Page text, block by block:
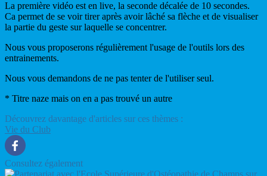
La première vidéo est en live, la seconde décalée de 10 secondes.
Ca permet de se voir tirer après avoir lâché sa flèche et de visualiser
la partie du geste sur laquelle se concentrer.
Nous vous proposerons régulièrement l'usage de l'outils lors des
entrainements.
Nous vous demandons de ne pas tenter de l'utiliser seul.
* Titre naze mais on en a pas trouvé un autre
Découvrez davantage d'articles sur ces thèmes :
Vie du Club
Consultez également